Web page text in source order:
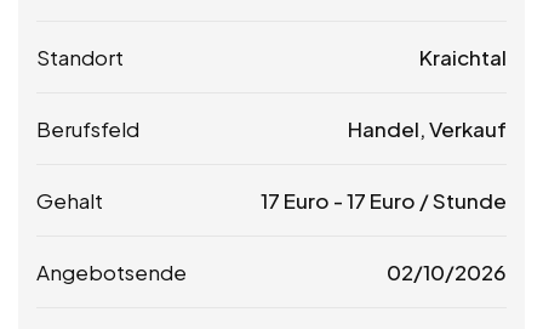
Standort Kraichtal
Berufsfeld Handel, Verkauf
Gehalt 17 Euro -17 Euro / Stunde
Angebotsende 02/10/2026